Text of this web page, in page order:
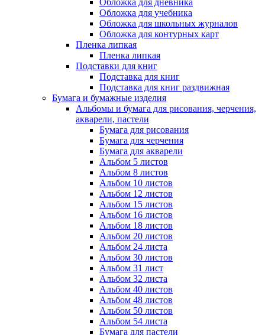
Обложка для дневника
Обложка для учебника
Обложка для школьных журналов
Обложка для контурных карт
Пленка липкая
Пленка липкая
Подставки для книг
Подставка для книг
Подставка для книг раздвижная
Бумага и бумажные изделия
Альбомы и бумага для рисования, черчения,
акварели, пастели
Бумага для рисования
Бумага для черчения
Бумага для акварели
Альбом 5 листов
Альбом 8 листов
Альбом 10 листов
Альбом 12 листов
Альбом 15 листов
Альбом 16 листов
Альбом 18 листов
Альбом 20 листов
Альбом 24 листа
Альбом 30 листов
Альбом 31 лист
Альбом 32 листа
Альбом 40 листов
Альбом 48 листов
Альбом 50 листов
Альбом 54 листа
Бумага для пастели